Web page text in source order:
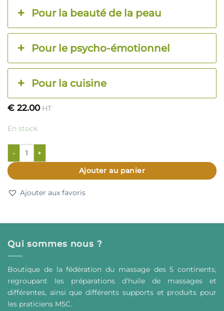
Pour la beauté de la peau
Pour le psycho-émotionnel
Pour la cuisine
€ 22.00 HT
En stock
Ajouter au panier
Ajouter aux favoris
Qui sommes nous ?
Boutique de la fédération du massage des 5 continents,
regroupant les préparations d’huile de massages et
différentes, ainsi que différents supports et produits pour
les praticiens M5C.